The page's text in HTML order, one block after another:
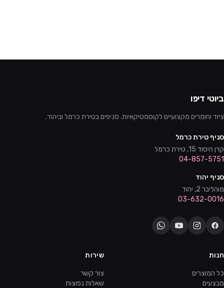
ביוטי דיפו
ציוד וחומרים מקצועיים לקוסמטיקאיות. סניפים בטירת כרמל וביהוד.
סניף טירת כרמל
קרן היסוד 15, טירת כרמל
04-857-5751
סניף יהוד
מוהליבר 2, יהוד
03-632-0016
חנות
כל המוצרים
מבצעים
שירות
צור קשר
שאלות נפוצות